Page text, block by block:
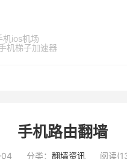
机ios机场
机梯子加速器
手机路由翻墙
分类： 翻墙资讯 阅读